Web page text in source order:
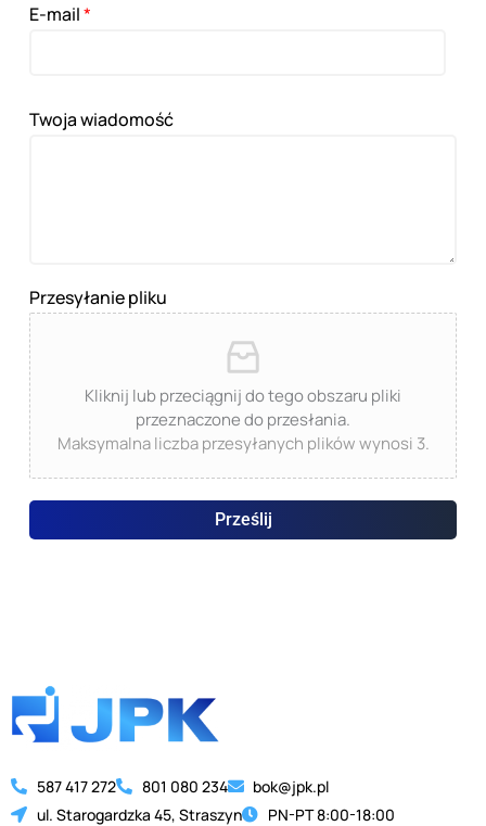
E-mail*
Twoja wiadomość
Przesyłanie pliku
Kliknij lub przeciągnij do tego obszaru pliki
przeznaczone do przesłania.
Maksymalna liczba przesyłanych plików wynosi 3.
Prześlij
587 417 272 801 080 234
bok@jpk.pl
ul. Starogardzka 45, Straszyn
PN-PT 8:00-18:00